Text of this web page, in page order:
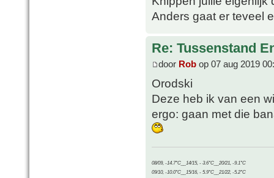
Anders gaat er teveel
Re: Tussenstand
door Rob op 07 aug 2019
Orodski
Deze heb ik van een
ergo: gaan met die
08/09, -14.7°C__14/15, - 3.6°C__20/21, -9.1°C
09/10, -10.0°C__15/16, - 5.9°C__21/22, -5.2°C